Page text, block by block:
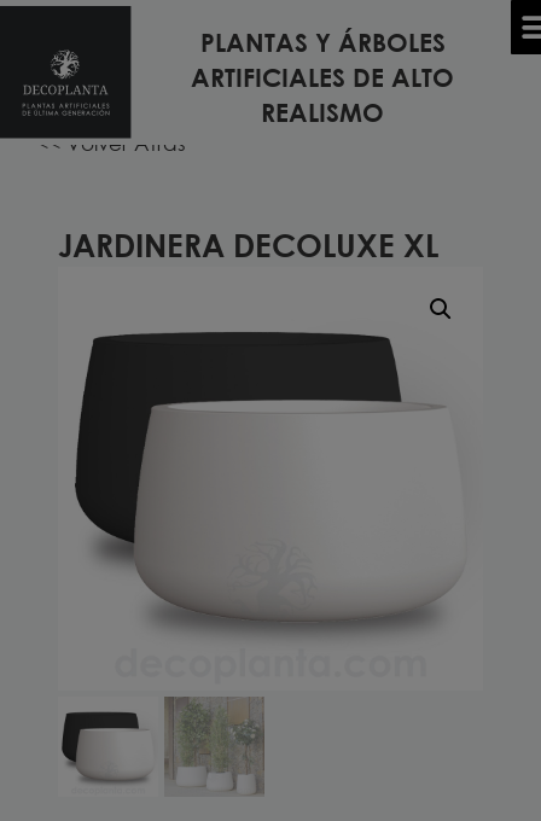
PLANTAS Y ÁRBOLES
ARTIFICIALES DE ALTO
REALISMO
Inicio JARDINERAS/ Jardinera DECOLUXE XL
<< Volver Atrás
JARDINERA DECOLUXE XL